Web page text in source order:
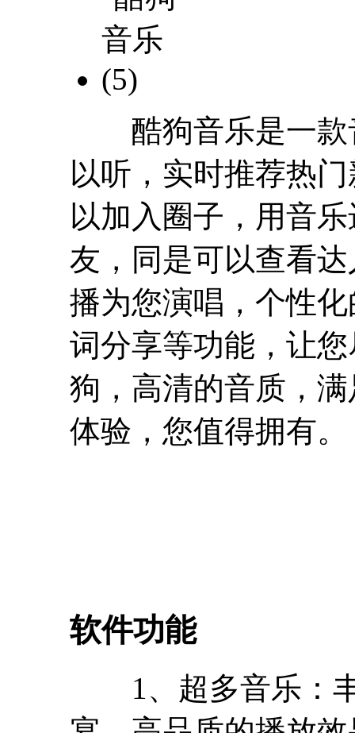
酷狗音乐是一款
以听，实时推荐热
以加入圈子，用音
友，同是可以查看
播为您演唱，个性
词分享等功能，让
狗，高清的音质，
体验，您值得拥有。
软件功能
1、超多音乐：丰